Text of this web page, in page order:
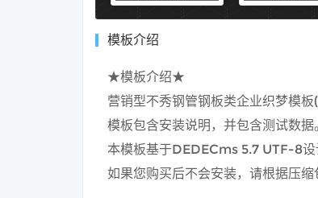
模板介绍
★模板介绍★
营销型不秀钢管钢板类企业织梦模
模板包含安装说明，并包含测试数据
本模板基于DEDECms 5.7 UTF-8
如果您购买后不会安装，请根据压缩